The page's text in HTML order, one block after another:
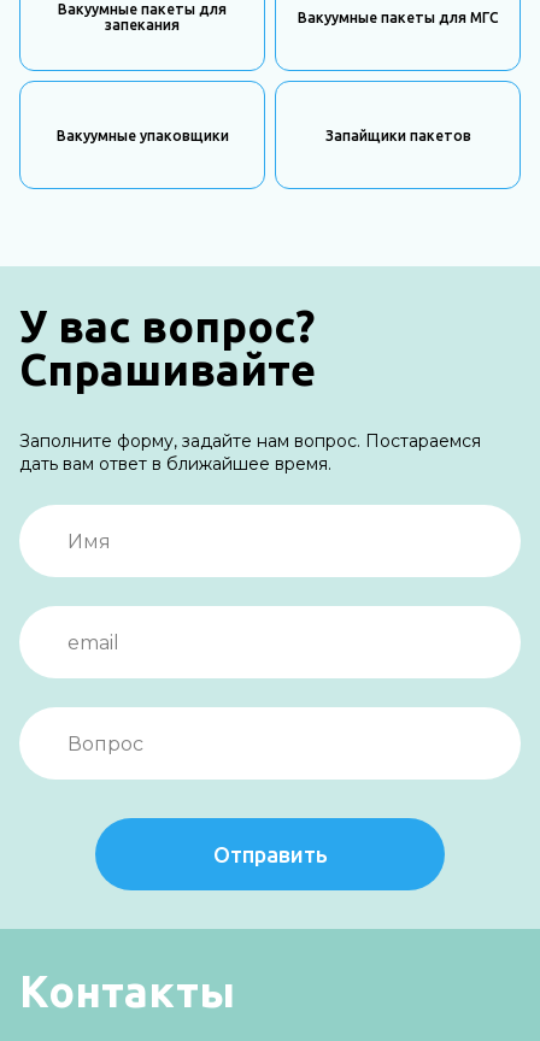
Вакуумные пакеты для
запекания
Вакуумные пакеты для МГС
Вакуумные упаковщики Запайщики пакетов
У вас вопрос?
Спрашивайте
Заполните форму, задайте нам вопрос. Постараемся
дать вам ответ в ближайшее время.
Отправить
Контакты